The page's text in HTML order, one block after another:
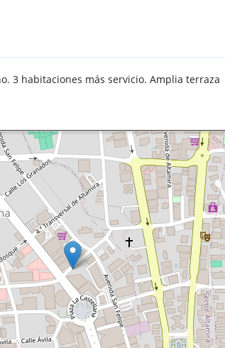
3 habitaciones más servicio. Amplia terraza